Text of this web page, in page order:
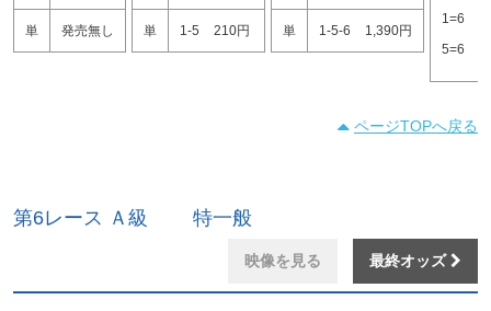
単 発売無し 単 1-5 210円 単 1-5-6 1,390円
1=6
5=6
ページTOPへ戻る
第6レース Ａ級 特一般
映像を見る 最終オッズ